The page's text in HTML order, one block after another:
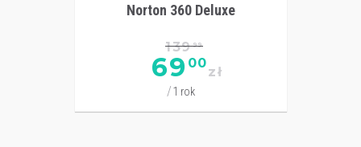
Norton 360 Deluxe
13999
69 00
zł
1 rok